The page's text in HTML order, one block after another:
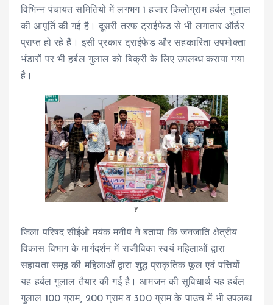
विभिन्न पंचायत समितियों में लगभग 1 हजार किलोग्राम हर्बल गुलाल
की आपूर्ति की गई है। दूसरी तरफ ट्राईफेड से भी लगातार ऑर्डर
प्राप्त हो रहे हैं। इसी प्रकार ट्राईफेड और सहकारिता उपभोक्ता
भंडारों पर भी हर्बल गुलाल को बिक्री के लिए उपलब्ध कराया गया
है।
y
जिला परिषद सीईओ मयंक मनीष ने बताया कि जनजाति क्षेत्रीय
विकास विभाग के मार्गदर्शन में राजीविका स्वयं महिलाओं द्वारा
सहायता समूह की महिलाओं द्वारा शुद्ध प्राकृतिक फूल एवं पत्तियों
यह हर्बल गुलाल तैयार की गई है। आमजन की सुविधार्थ यह हर्बल
गुलाल 100 ग्राम, 200 ग्राम व 300 ग्राम के पाउच में भी उपलब्ध